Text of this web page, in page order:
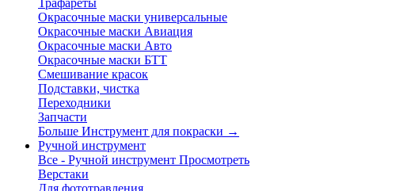
Трафареты
Окрасочные маски универсальные
Окрасочные маски Авиация
Окрасочные маски Авто
Окрасочные маски БТТ
Смешивание красок
Подставки, чистка
Переходники
Запчасти
Больше Инструмент для покраски →
Ручной инструмент
Все - Ручной инструмент Просмотреть
Верстаки
Для фототравления